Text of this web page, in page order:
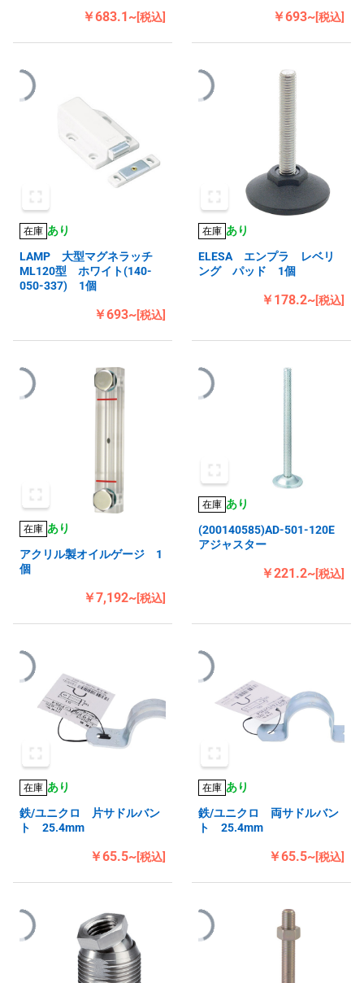
￥683.1~[税込] ￥693~[税込]
在庫 あり
LAMP 大型マグネラッチ
ML120型 ホワイト(140-
050-337) 1個
￥693~[税込]
在庫 あり
ELESA エンプラ レベリ
ング パッド 1個
￥178.2~[税込]
在庫 あり
アクリル製オイルゲージ 1
個
￥7,192~[税込]
在庫 あり
(200140585)AD-501-120E
アジャスター
￥221.2~[税込]
在庫 あり
鉄/ユニクロ 片サドルバン
ト 25.4mm
￥65.5~[税込]
在庫 あり
鉄/ユニクロ 両サドルバン
ト 25.4mm
￥65.5~[税込]